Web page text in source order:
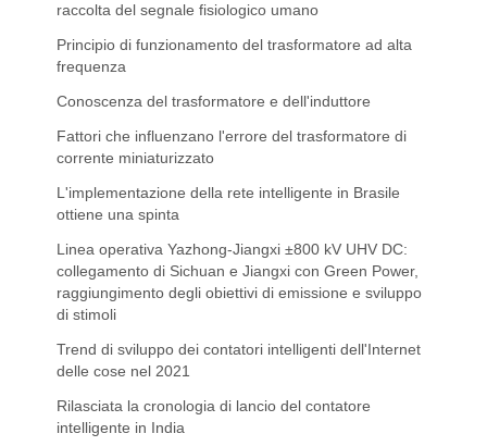
raccolta del segnale fisiologico umano
Principio di funzionamento del trasformatore ad alta
frequenza
Conoscenza del trasformatore e dell'induttore
Fattori che influenzano l'errore del trasformatore di
corrente miniaturizzato
L'implementazione della rete intelligente in Brasile
ottiene una spinta
Linea operativa Yazhong-Jiangxi ±800 kV UHV DC:
collegamento di Sichuan e Jiangxi con Green Power,
raggiungimento degli obiettivi di emissione e sviluppo
di stimoli
Trend di sviluppo dei contatori intelligenti dell'Internet
delle cose nel 2021
Rilasciata la cronologia di lancio del contatore
intelligente in India